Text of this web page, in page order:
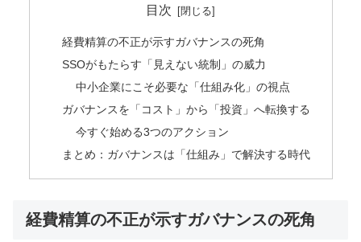
目次
経費精算の不正が示すガバナンスの死角
SSOがもたらす「見えない統制」の威力
中小企業にこそ必要な「仕組み化」の視点
ガバナンスを「コスト」から「投資」へ転換する
今すぐ始める3つのアクション
まとめ：ガバナンスは「仕組み」で解決する時代
経費精算の不正が示すガバナンスの死角